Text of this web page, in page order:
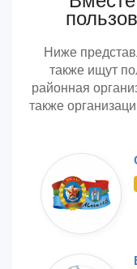
Ниже
также ищут
районная
также